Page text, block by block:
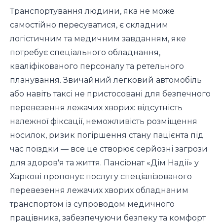
Транспортування людини, яка не може
самостійно пересуватися, є складним
логістичним та медичним завданням, яке
потребує спеціального обладнання,
кваліфікованого персоналу та ретельного
планування. Звичайний легковий автомобіль
або навіть таксі не пристосовані для безпечного
перевезення лежачих хворих: відсутність
належної фіксації, неможливість розміщення
носилок, ризик погіршення стану пацієнта під
час поїздки — все це створює серйозні загрози
для здоров'я та життя. Пансіонат «Дім Надії» у
Харкові пропонує послугу спеціалізованого
перевезення лежачих хворих обладнаним
транспортом із супроводом медичного
працівника, забезпечуючи безпеку та комфорт